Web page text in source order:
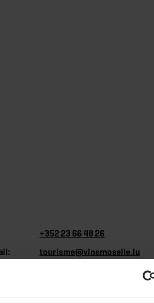
+352 23 66 48 26
tourisme@vinsmoselle.lu
https://www.vinsmoselle.lu